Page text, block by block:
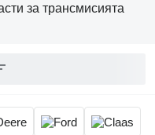
за трансмисията